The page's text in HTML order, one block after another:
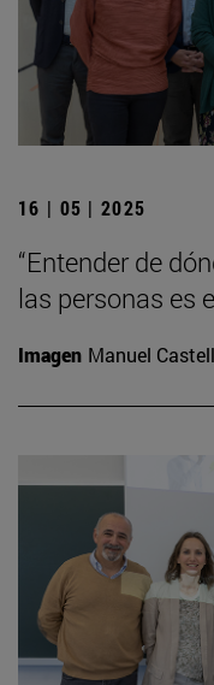
16 | 05 | 2025
“Entender de
las personas es
Imagen Manuel